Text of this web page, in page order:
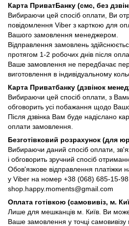
Карта ПриватБанку (смс, без
Вибираючи цей спосіб оплати, Ви
повідомлення Viber з карткою для
Вашого замовлення менеджером.
Відправлення замовлень
протягом 1-2 робочих днів після
Ваше замовлення не передбачає
виготовлення в індивідуальному
Карта Приватбанку (дзвінок
Вибираючи цей спосіб оплати, з
обговорить усі побажання щодо
Після дзвінка Вам буде надіслано
оплати замовлення.
Безготівковий розрахунок (для
Вибираючи даний спосіб оплати,
і обговорить зручний спосіб
Обов'язкове відправлення платіжки
у Viber на номер +38 (068) 685-15-
shop.happy.moments@gmail.com
Оплата готівкою (самовивіз, м.
Лише для мешканців м. Київ. Ви
Ваше замовлення у точці самовивізу